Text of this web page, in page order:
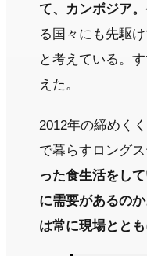
て、カンボジア。
る国々にも先駆
と考えている。
えた。
2012年の締めく
で暮らすロング
った食生活をし
に需要があるの
は常に現場ととも